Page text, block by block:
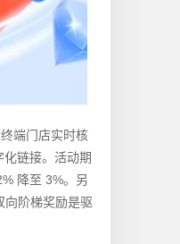
端门店实时核
链接。活动期
降至 3%。另
向阶梯奖励是驱